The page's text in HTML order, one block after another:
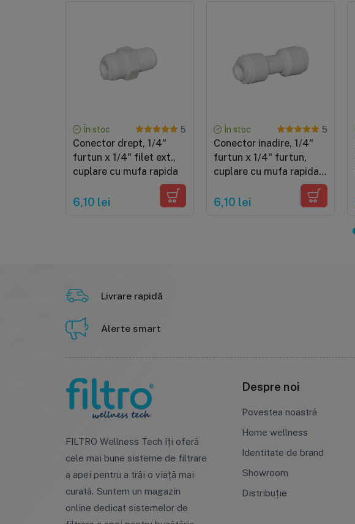
În stoc 5
Conector drept, 1/4"
furtun x 1/4" filet ext.,
cuplare cu mufa rapida
6,10 lei
În stoc 5
Conector inadire, 1/4"
furtun x 1/4" furtun,
cuplare cu mufa rapida,
pentru tub de 6 mm
6,10 lei
Livrare rapidă
Alerte smart
FILTRO Wellness Tech îți oferă
cele mai bune sisteme de filtrare
a apei pentru a trăi o viață mai
curată. Suntem un magazin
online dedicat sistemelor de
Despre noi
Povestea noastră
Home wellness
Identitate de brand
Showroom
Distribuție